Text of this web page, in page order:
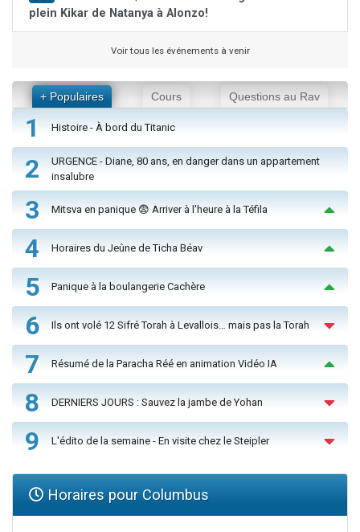
plein Kikar de Natanya à Alonzo!
Voir tous les événements à venir
+ Populaires Cours Questions au Rav
1 Histoire - À bord du Titanic
2
URGENCE - Diane, 80 ans, en danger dans un appartement
insalubre
3 Mitsva en panique 😨 Arriver à l'heure à la Téfila
4 Horaires du Jeûne de Ticha Béav
5 Panique à la boulangerie Cachère
6 Ils ont volé 12 Sifré Torah à Levallois… mais pas la Torah
7 Résumé de la Paracha Réé en animation Vidéo IA
8 DERNIERS JOURS : Sauvez la jambe de Yohan
9 L'édito de la semaine - En visite chez le Steipler
Horaires pour Columbus